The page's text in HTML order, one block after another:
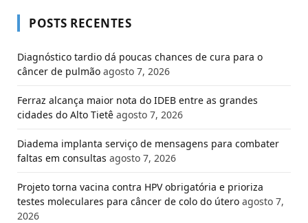
POSTS RECENTES
Diagnóstico tardio dá poucas chances de cura para o
câncer de pulmão agosto 7, 2026
Ferraz alcança maior nota do IDEB entre as grandes
cidades do Alto Tietê agosto 7, 2026
Diadema implanta serviço de mensagens para combater
faltas em consultas agosto 7, 2026
Projeto torna vacina contra HPV obrigatória e prioriza
testes moleculares para câncer de colo do útero agosto 7,
2026